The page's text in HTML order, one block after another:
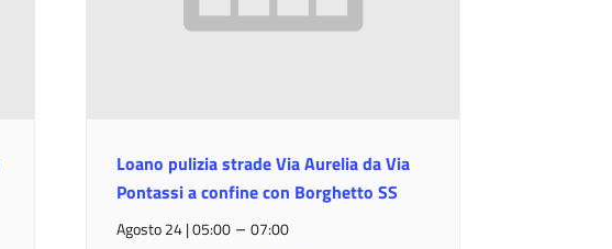
Loano pulizia strade Via Aurelia da Via
Pontassi a confine con Borghetto SS
Agosto 24 | 05:00 –07:00